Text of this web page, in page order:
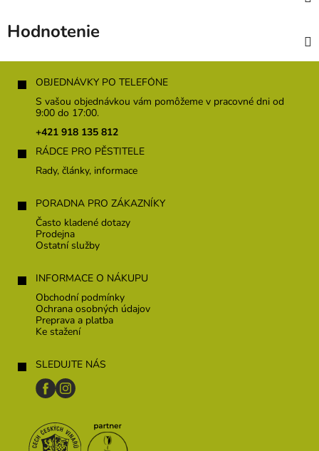
Hodnotenie
OBJEDNÁVKY PO TELEFÓNE
S vašou objednávkou vám pomôžeme v pracovné dni od
9:00 do 17:00.
+421 918 135 812
RÁDCE PRO PĚSTITELE
Rady, články, informace
PORADNA PRO ZÁKAZNÍKY
Často kladené dotazy
Prodejna
Ostatní služby
INFORMACE O NÁKUPU
Obchodní podmínky
Ochrana osobných údajov
Preprava a platba
Ke stažení
SLEDUJTE NÁS